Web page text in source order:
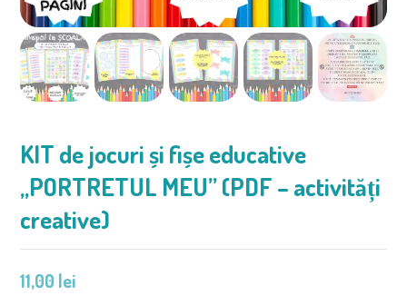
KIT de jocuri și fișe educative
„PORTRETUL MEU” (PDF – activități
creative)
11,00 lei